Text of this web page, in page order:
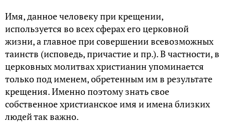
Имя, данное человеку при крещении,
используется во всех сферах его церковной
жизни, а главное при совершении всевозможных
таинств (исповедь, причастие и пр.). В частности, в
церковных молитвах христианин упоминается
только под именем, обретенным им в результате
крещения. Именно поэтому знать свое
собственное христианское имя и имена близких
людей так важно.